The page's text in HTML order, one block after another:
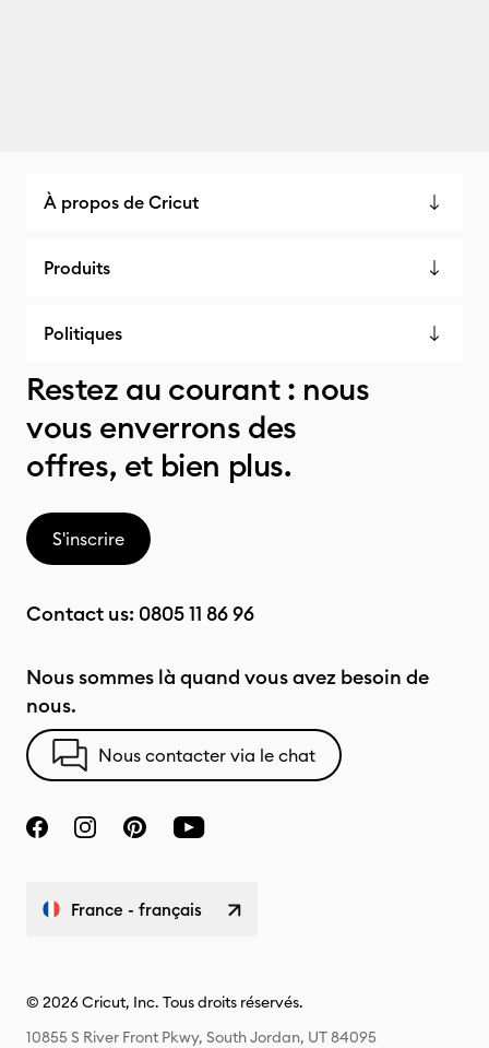
À propos de Cricut
Produits
Politiques
Restez au courant : nous
vous enverrons des
offres, et bien plus.
S'inscrire
Contact us: 0805 11 86 96
Nous sommes là quand vous avez besoin de
nous.
Nous contacter via le chat
France - français
© 2026 Cricut, Inc. Tous droits réservés.
10855 S River Front Pkwy, South Jordan, UT 84095